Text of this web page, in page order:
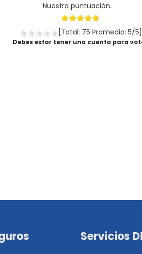
Nuestra puntuación.
[Total: 75 Promedio: 5/5]
Debes estar tener una cuenta para
Servicios